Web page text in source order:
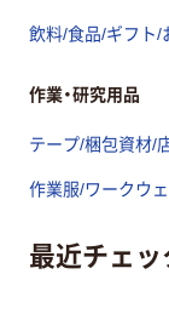
飲料/食品/ギフト/
作業・研究用品
テープ/梱包資材/
作業服/ワークウ
最近チェ